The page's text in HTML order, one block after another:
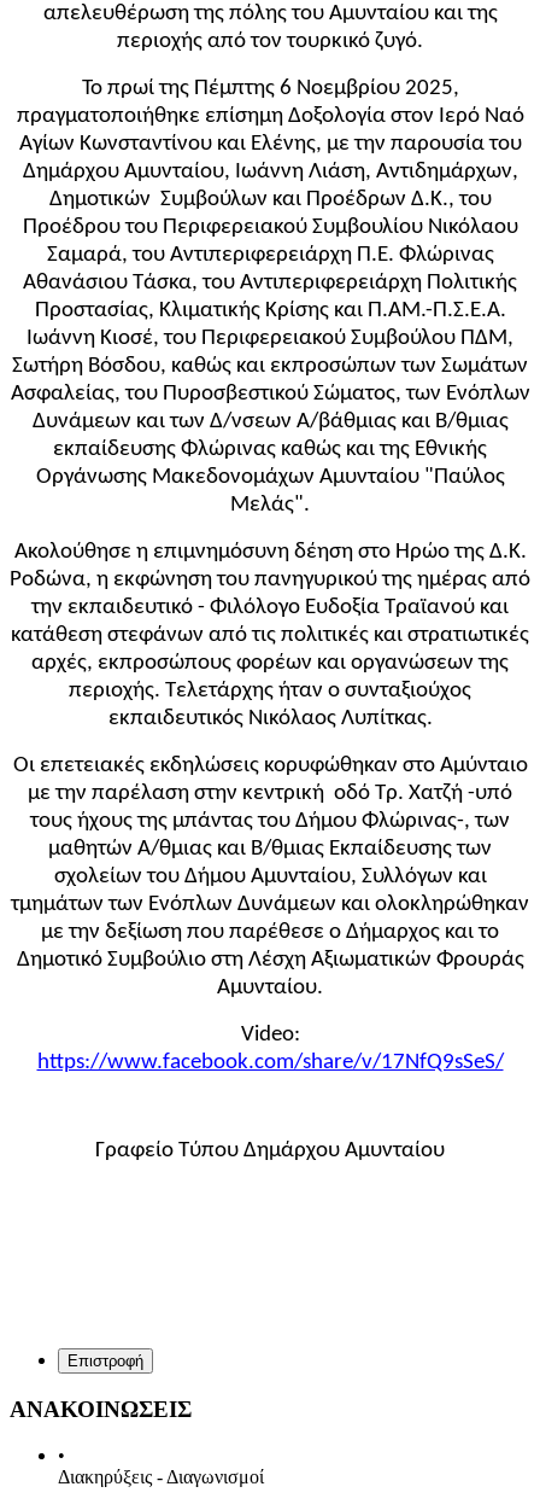
απελευθέρωση της πόλης του Αμυνταίου και της
περιοχής από τον τουρκικό ζυγό.
Το πρωί της Πέμπτης 6 Νοεμβρίου 2025,
πραγματοποιήθηκε επίσημη Δοξολογία στον Ιερό Ναό
Αγίων Κωνσταντίνου και Ελένης, με την παρουσία του
Δημάρχου Αμυνταίου, Ιωάννη Λιάση, Αντιδημάρχων,
Δημοτικών Συμβούλων και Προέδρων Δ.Κ., του
Προέδρου του Περιφερειακού Συμβουλίου Νικόλαου
Σαμαρά, του Αντιπεριφερειάρχη Π.Ε. Φλώρινας
Αθανάσιου Τάσκα, του Αντιπεριφερειάρχη Πολιτικής
Προστασίας, Κλιματικής Κρίσης και Π.ΑΜ.-Π.Σ.Ε.Α.
Ιωάννη Κιοσέ, του Περιφερειακού Συμβούλου ΠΔΜ,
Σωτήρη Βόσδου, καθώς και εκπροσώπων των Σωμάτων
Ασφαλείας, του Πυροσβεστικού Σώματος, των Ενόπλων
Δυνάμεων και των Δ/νσεων Α/βάθμιας και Β/θμιας
εκπαίδευσης Φλώρινας καθώς και της Εθνικής
Οργάνωσης Μακεδονομάχων Αμυνταίου "Παύλος
Μελάς".
Ακολούθησε η επιμνημόσυνη δέηση στο Ηρώο της Δ.Κ.
Ροδώνα, η εκφώνηση του πανηγυρικού της ημέρας από
την εκπαιδευτικό - Φιλόλογο Ευδοξία Τραϊανού και
κατάθεση στεφάνων από τις πολιτικές και στρατιωτικές
αρχές, εκπροσώπους φορέων και οργανώσεων της
περιοχής. Τελετάρχης ήταν ο συνταξιούχος
εκπαιδευτικός Νικόλαος Λυπίτκας.
Οι επετειακές εκδηλώσεις κορυφώθηκαν στο Αμύνταιο
με την παρέλαση στην κεντρική οδό Τρ. Χατζή -υπό
τους ήχους της μπάντας του Δήμου Φλώρινας-, των
μαθητών Α/θμιας και Β/θμιας Εκπαίδευσης των
σχολείων του Δήμου Αμυνταίου, Συλλόγων και
τμημάτων των Ενόπλων Δυνάμεων και ολοκληρώθηκαν
με την δεξίωση που παρέθεσε ο Δήμαρχος και το
Δημοτικό Συμβούλιο στη Λέσχη Αξιωματικών Φρουράς
Αμυνταίου.
Video:
https://www.facebook.com/share/v/17NfQ9sSeS/
Γραφείο Τύπου Δημάρχου Αμυνταίου
Επιστροφή
ΑΝΑΚΟΙΝΩΣΕΙΣ
•
Διακηρύξεις - Διαγωνισμοί